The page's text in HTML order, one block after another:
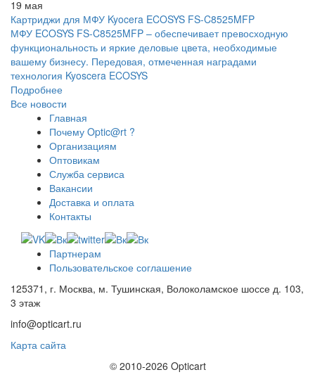
19 мая
Картриджи для МФУ Kyocera ECOSYS FS-C8525MFP
МФУ ECOSYS FS-C8525MFP – обеспечивает превосходную
функциональность и яркие деловые цвета, необходимые
вашему бизнесу. Передовая, отмеченная наградами
технология Kyoscera ECOSYS
Подробнее
Все новости
Главная
Почему Optic@rt ?
Организациям
Оптовикам
Служба сервиса
Вакансии
Доставка и оплата
Контакты
Партнерам
Пользовательское соглашение
125371, г. Москва, м. Тушинская, Волоколамское шоссе д. 103,
3 этаж
info@opticart.ru
Карта сайта
© 2010-2026 Opticart